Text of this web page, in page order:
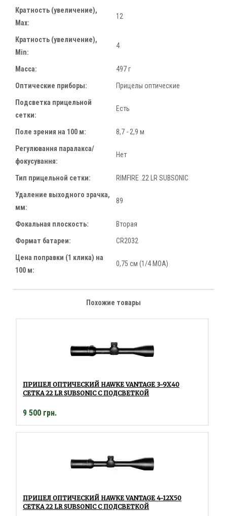
Кратность (увеличение),
Max:
12
Кратность (увеличение),
Min:
4
Масса: 497 г
Оптические приборы: Прицелы оптические
Подсветка прицельной
сетки:
Есть
Поле зрения на 100 м: 8,7 - 2,9 м
Регулювання паралакса/
фокусування:
Нет
Тип прицельной сетки: RIMFIRE .22 LR SUBSONIC
Удаление выходного зрачка,
мм:
89
Фокальная плоскость: Вторая
Формат батареи: CR2032
Цена поправки (1 клика) на
100 м:
0,75 см (1/4 МОА)
Похожие товары
ПРИЦЕЛ ОПТИЧЕСКИЙ HAWKE VANTAGE 3-9Х40
СЕТКА 22 LR SUBSONIC С ПОДСВЕТКОЙ
9 500 грн.
ПРИЦЕЛ ОПТИЧЕСКИЙ HAWKE VANTAGE 4-12Х50
СЕТКА 22 LR SUBSONIC С ПОДСВЕТКОЙ